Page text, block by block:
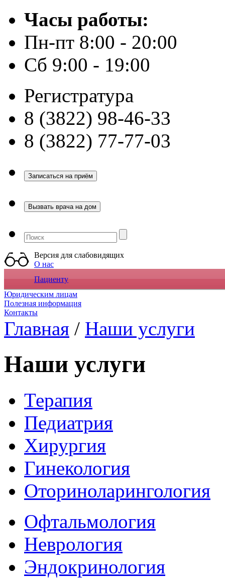
Часы работы:
Пн-пт 8:00 - 20:00
Сб 9:00 - 19:00
Регистратура
8 (3822) 98-46-33
8 (3822) 77-77-03
Версия для слабовидящих
О нас
Пациенту
Юридическим лицам
Полезная информация
Контакты
Главная / Наши услуги
Наши услуги
Терапия
Педиатрия
Хирургия
Гинекология
Оториноларингология
Офтальмология
Неврология
Эндокринология